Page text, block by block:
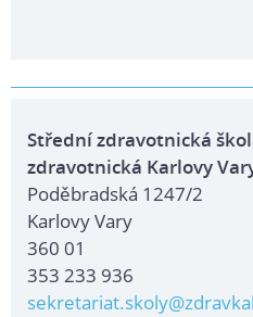
Střední zdravotnická
zdravotnická Karlovy
Poděbradská 1247/2
Karlovy Vary
360 01
353 233 936